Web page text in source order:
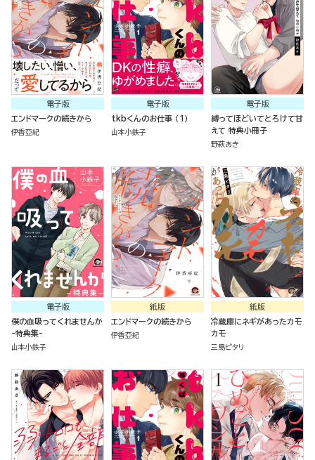
電子版
エンドマークの続きから
伊香亞紀
電子版
tkbくんのお仕事 （1）
山本小鉄子
電子版
縛ってほどいてとろけて甘
えて 特典小冊子
野萩あき
電子版
僕の血吸ってくれませんか
-特典集-
山本小鉄子
紙版
エンドマークの続きから
伊香亞紀
紙版
冷蔵庫にネギがあったカモ
カモ
三島ピタリ